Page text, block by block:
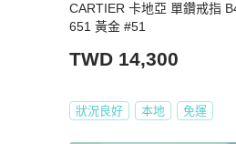
CARTIER 卡地亞 單鑽戒指 B4057
651 黃金 #51
TWD 14,300
狀況良好 本地 免運